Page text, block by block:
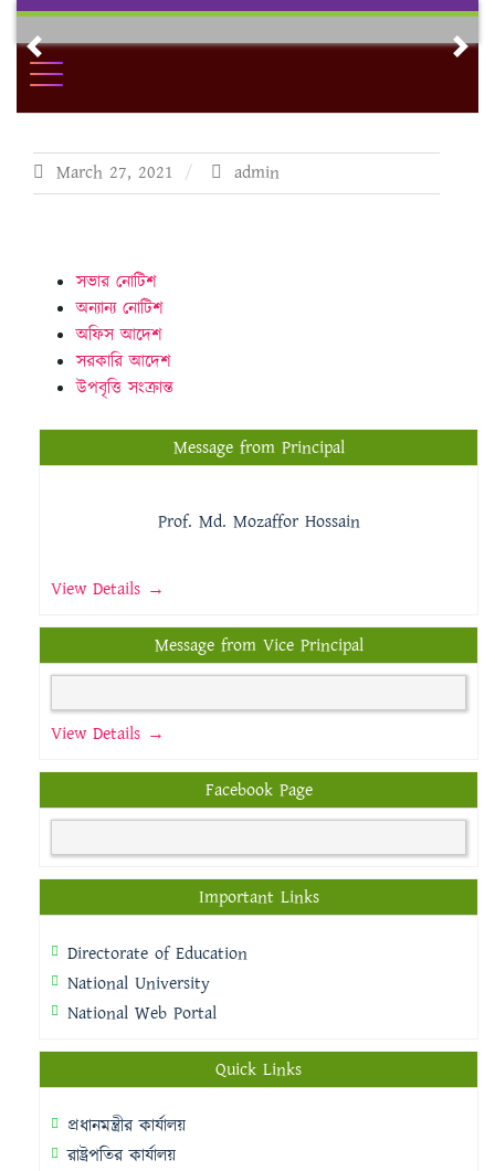
Skip
contentPrevious
March 27, 2021 admin
সভার নোটিশ
অন্যান্য নোটিশ
অফিস আদেশ
সরকারি আদেশ
উপবৃত্তি সংক্রান্ত
Message from Principal
Prof. Md. Mozaffor Hossain
View Details →
Message from Vice Principal
View Details →
Facebook Page
Important Links
Directorate of Education
National University
National Web Portal
Quick Links
প্রধানমন্ত্রীর কার্যালয়
রাষ্ট্রপতির কার্যালয়